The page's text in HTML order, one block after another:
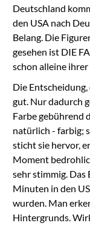
Deutschland
den USA nach
Belang. Die
gesehen ist DIE
schon alleine
Die
gut. Nur dadurch
Farbe gebührend
natürlich - farbig;
sticht sie hervor,
Moment
sehr stimmig. Das
Minuten in den
wurden. Man
Hintergrunds.